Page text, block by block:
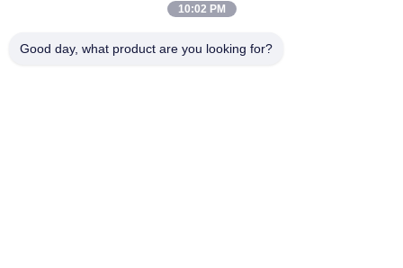
10:02 PM
Good day, what product are you looking for?